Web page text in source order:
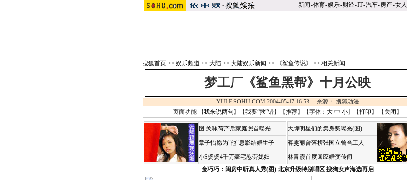
新闻-体育-娱乐-财经-IT-汽车-房产-女人
搜狐首页 >> 娱乐频道 >> 大陆 >> 大陆娱乐新闻 >> 《鲨鱼传说》 >> 相关新闻
梦工厂《鲨鱼黑帮》十月公映
YULE.SOHU.COM 2004-05-17 16:53 来源： 搜狐动漫
页面功能 【我来说两句 】【我要“揪”错】【推荐】【字体： 大 中 小】【打印 】 【 关闭 】
图:关咏荷产后家庭照首曝光
章子怡愿为"他"息影结婚生子
小S婆婆4千万豪宅慰劳媳妇
大牌明星们的卖身契曝光(图)
蒋雯丽曾落榜张国立曾当工人
林青霞首度回应婚变传闻
金巧巧：闺房中听真人秀(图) 北京升级特别唱区 搜狗女声海选再启